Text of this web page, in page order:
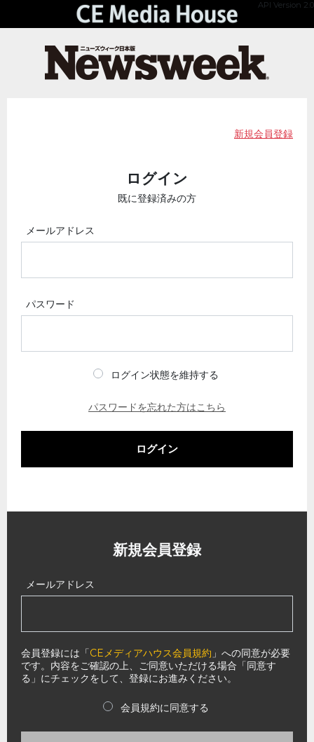
API Version 2.0
新規会員登録
ログイン
既に登録済みの方
メールアドレス
パスワード
ログイン状態を維持する
パスワードを忘れた方はこちら
ログイン
新規会員登録
メールアドレス
会員登録には「CEメディアハウス会員規約 」への同意が必要
です。内容をご確認の上、ご同意いただける場合「同意す
る」にチェックをして、登録にお進みください。
会員規約に同意する